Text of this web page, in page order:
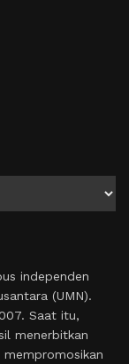
independen
(UMN).
Saat itu,
menerbitkan